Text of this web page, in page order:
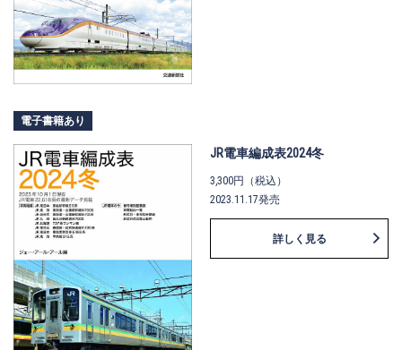
電子書籍あり
JR電車編成表2024冬
3,300円（税込）
2023.11.17発売
詳しく見る